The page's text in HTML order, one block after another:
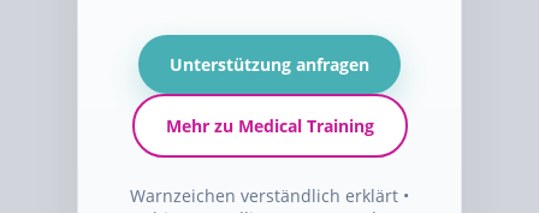
Unterstützung anfragen
Mehr zu Medical Training
Warnzeichen verständlich erklärt •